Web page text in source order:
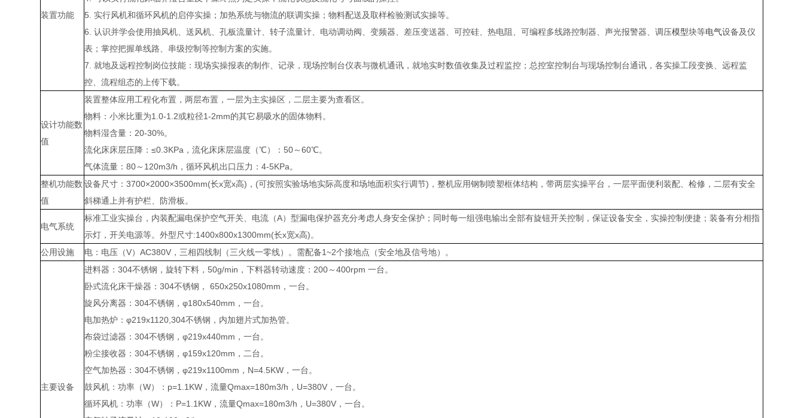
装置功能
5. 实行风机和循环风机的启停实操；加热系统与物流的联调实操；物料配送及取样检验测试实操等。
6. 认识并学会使用抽风机、送风机、孔板流量计、转子流量计、电动调动阀、变频器、差压变送器、可控硅、热电阻、可编程多线路控制器、声光报警器、调压模型块等电气设备及仪
表；掌控把握单线路、串级控制等控制方案的实施。
7. 就地及远程控制岗位技能：现场实操报表的制作、记录，现场控制台仪表与微机通讯，就地实时数值收集及过程监控；总控室控制台与现场控制台通讯，各实操工段变换、远程监
控、流程组态的上传下载。
设计功能数
值
装置整体应用工程化布置，两层布置，一层为主实操区，二层主要为查看区。
物料：小米比重为1.0-1.2或粒径1-2mm的其它易吸水的固体物料。
物料湿含量：20-30%。
流化床床层压降：≤0.3KPa，流化床床层温度（℃）：50～60℃。
气体流量：80～120m3/h，循环风机出口压力：4-5KPa。
整机功能数
值
设备尺寸：3700×2000×3500mm(长x宽x高)，(可按照实验场地实际高度和场地面积实行调节)，整机应用钢制喷塑框体结构，带两层实操平台，一层平面便利装配、检修，二层有安全
斜梯通上并有护栏、防滑板。
电气系统
标准工业实操台，内装配漏电保护空气开关、电流（A）型漏电保护器充分考虑人身安全保护；同时每一组强电输出全部有旋钮开关控制，保证设备安全，实操控制便捷；装备有分相指
示灯，开关电源等。外型尺寸:1400x800x1300mm(长x宽x高)。
公用设施
电：电压（V）AC380V，三相四线制（三火线一零线）。需配备1~2个接地点（安全地及信号地）。
主要设备
进料器：304不锈钢，旋转下料，50g/min，下料器转动速度：200～400rpm 一台。
卧式流化床干燥器：304不锈钢， 650x250x1080mm，一台。
旋风分离器：304不锈钢，φ180x540mm，一台。
电加热炉：φ219x1120,304不锈钢，内加翅片式加热管。
布袋过滤器：304不锈钢，φ219x440mm，一台。
粉尘接收器：304不锈钢，φ159x120mm，二台。
空气加热器：304不锈钢，φ219x1100mm，N=4.5KW，一台。
鼓风机：功率（W）：p=1.1KW，流量Qmax=180m3/h，U=380V，一台。
循环风机：功率（W）：P=1.1KW，流量Qmax=180m3/h，U=380V，一台。